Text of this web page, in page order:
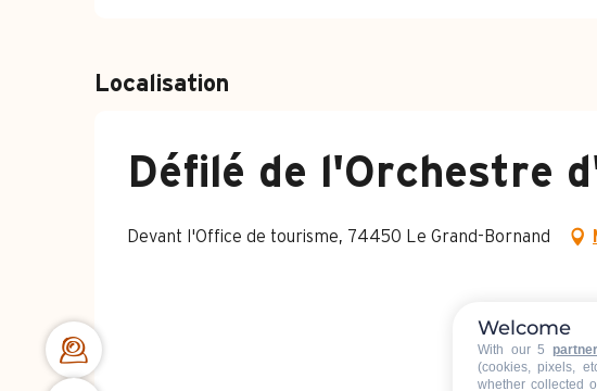
Localisation
Défilé de l'Orchestre
Devant l'Office de tourisme, 74450 Le Grand-Bornand
Welcome
With our 5
(cookies, pixels,
whether collected